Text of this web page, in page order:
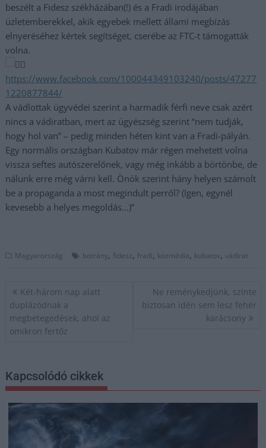
beszélt a Fidesz székházában(!) és a Fradi irodájában
üzletemberekkel, akik egyebek mellett állami megbízás
elnyeréséhez kértek segítséget, cserébe az FTC-t támogatták
volna.
https://www.facebook.com/100044349103240/posts/47277
1220877844/
A vádlottak ügyvédei szerint a harmadik férfi neve csak azért
nincs a vádiratban, mert az ügyészség szerint “nem tudják,
hogy hol van” – pedig minden héten kint van a Fradi-pályán.
Egy normális országban Kubatov már régen mehetett volna
vissza seftes autószerelőnek, vagy még inkább a börtönbe, de
nálunk erre még várni kell. Önök szerint hány helyen számolt
be a propaganda a most megindult perről? (Igen, egynél
kevesebb a helyes megoldás…)”
Magyarország botrány, fidesz, fradi, közmédia, kubatov,vádirat
Bejegyzés
navigáció
Két-három nap alatt
duplázódnak a
megbetegedések, ahol az
omikron fertőz
Ne reménykedjünk, szinte
biztosan idén sem lesz fehér
karácsony
Kapcsolódó cikkek